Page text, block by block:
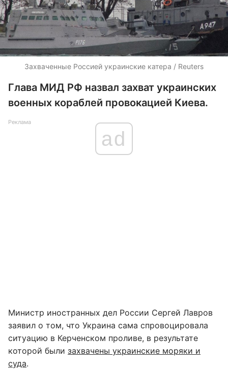
Захваченные Россией украинские катера / Reuters
Глава МИД РФ назвал захват украинских
военных кораблей провокацией Киева.
Реклама
ad
Министр иностранных дел России Сергей Лавров
заявил о том, что Украина сама спровоцировала
ситуацию в Керченском проливе, в результате
которой были захвачены украинские моряки и
суда.